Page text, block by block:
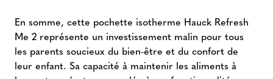
En somme, cette pochette isotherme Hauck Refresh
Me 2 représente un investissement malin pour tous
les parents soucieux du bien-être et du confort de
leur enfant. Sa capacité à maintenir les aliments à